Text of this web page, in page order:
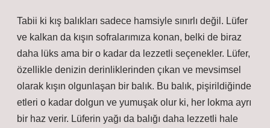
Tabii ki kış balıkları sadece hamsiyle sınırlı değil. Lüfer
ve kalkan da kışın sofralarımıza konan, belki de biraz
daha lüks ama bir o kadar da lezzetli seçenekler. Lüfer,
özellikle denizin derinliklerinden çıkan ve mevsimsel
olarak kışın olgunlaşan bir balık. Bu balık, pişirildiğinde
etleri o kadar dolgun ve yumuşak olur ki, her lokma ayrı
bir haz verir. Lüferin yağı da balığı daha lezzetli hale